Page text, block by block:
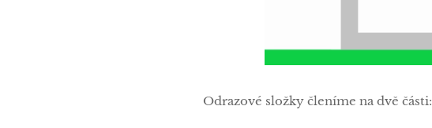
Odrazové složky členíme na dvě části: